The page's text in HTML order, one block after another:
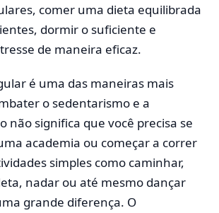
comer uma dieta equilibrada
dormir o suficiente e
de maneira eficaz.
é uma das maneiras mais
o sedentarismo e a
não significa que você precisa se
academia ou começar a correr
simples como caminhar,
nadar ou até mesmo dançar
grande diferença. O